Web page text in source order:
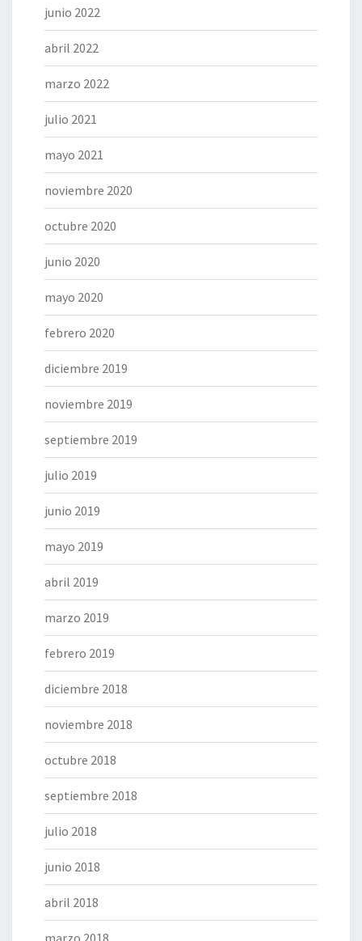
junio 2022
abril 2022
marzo 2022
julio 2021
mayo 2021
noviembre 2020
octubre 2020
junio 2020
mayo 2020
febrero 2020
diciembre 2019
noviembre 2019
septiembre 2019
julio 2019
junio 2019
mayo 2019
abril 2019
marzo 2019
febrero 2019
diciembre 2018
noviembre 2018
octubre 2018
septiembre 2018
julio 2018
junio 2018
abril 2018